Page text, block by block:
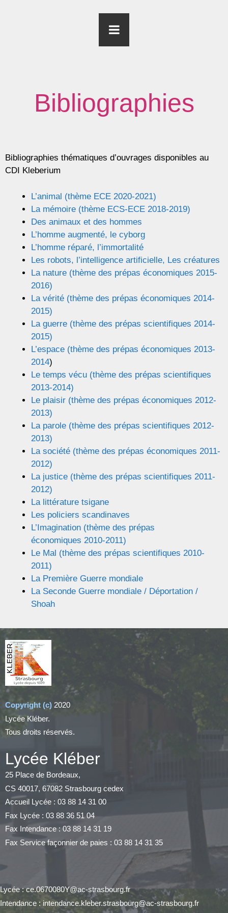
Bibliographies
Bibliographies thématiques d’ouvrages disponibles au
CDI Kleberium
L’animal (thème ECE 2020-2021)
La mémoire (thème ECS-ECE 2018-2019)
Des animaux et des hommes
L’homme augmenté, le cyborg
L’homme réparé, l’immortalité
Les robots, l’intelligence artificielle, Les créatures
La nature (thème des prépas économiques 2015-
2016)
La vérité (thème des prépas économiques 2014-
2015)
La guerre (thème des prépas scientifiques 2014-
2015)
L’espace (thème des prépas économiques 2013-
2014)
Le temps vécu (thème des prépas scientifiques
2013-2014)
Le plaisir (thème des prépas économiques 2012-
2013)
La parole (thème des prépas scientifiques 2012-
2013)
La société (thème des prépas économiques 2011-
2012)
La justice (thème des prépas scientifiques 2011-
2012)
La littérature tsigane
Les policiers scandinaves
L’Imagination (thème des prépas
économiques 2010-2011)
Le Mal (thème des prépas scientifiques 2010-
2011)
La Première Guerre mondiale
La Seconde Guerre mondiale / Déportation /
Shoah
Copyright (c) 2020
Lycée Kléber.
Tous droits réservés.
Lycée Kléber
25 Place de Bordeaux,
CS 40017, 67082 Strasbourg cedex
Accueil Lycée : 03 88 14 31 00
Fax Lycée : 03 88 36 51 04
Fax Intendance : 03 88 14 31 19
Fax Service façonnier de paies : 03 88 14 31 35
Lycée : ce.0670080Y@ac-strasbourg.fr
Intendance : intendance.kleber.strasbourg@ac-strasbourg.fr